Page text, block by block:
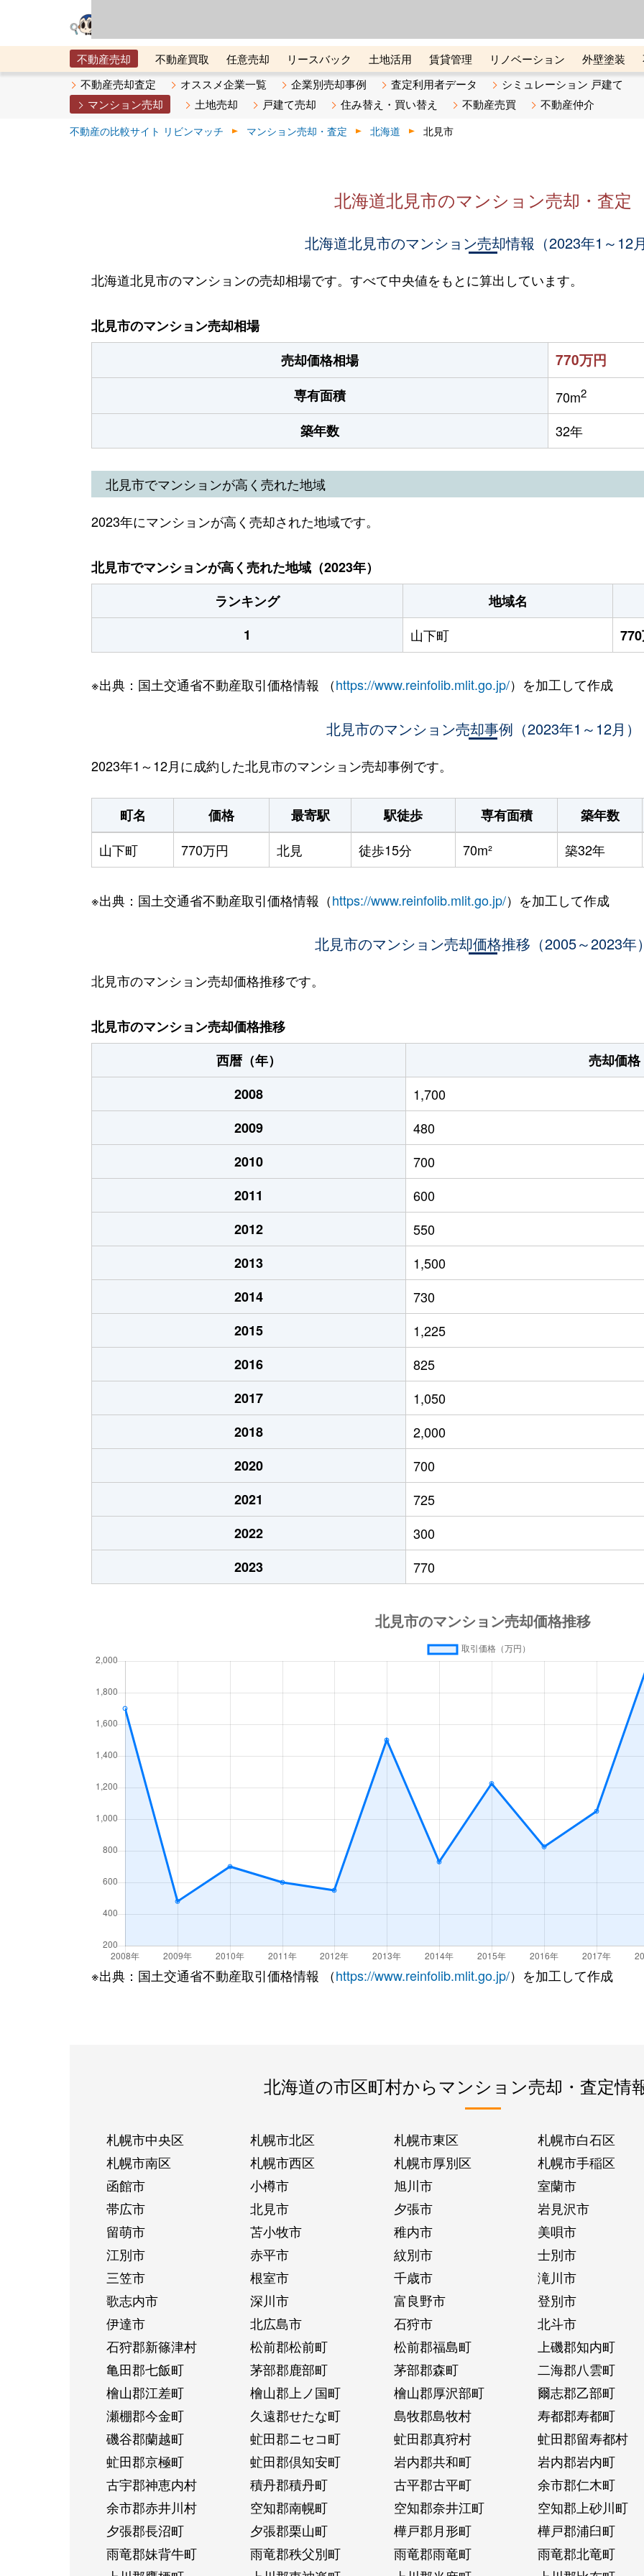
不動産売却 不動産買取 任意売却 リースバック 土地活用 賃貸管理 リノベーション 外壁塗装
メタ住宅展示場
ベスト不動産カンパニー オンライン講座 リビンマガジンBiz 不動産売却ご相談デスク
不動産売却査定 オススメ企業一覧 企業別売却事例 査定利用者データ
シミュレーション 戸建て
マンション売却
土地売却 戸建て売却 住み替え・買い替え 不動産売買 不動産仲介
不動産の比較サイト リビンマッチ マンション売却・査定 北海道 北見市
北海道北見市のマンション売却・査定
北海道北見市のマンション売却情報（2023年1～12
北海道北見市のマンションの売却相場です。すべて中央値をもとに算出しています。
北見市のマンション売却相場
売却価格相場
770万円
専有面積 70m2
築年数 32年
北見市でマンションが高く売れた地域
2023年にマンションが高く売却された地域です。
北見市でマンションが高く売れた地域（2023年）
ランキング
地域名
1
山下町
※出典：国土交通省不動産取引価格情報 （https://www.reinfolib.mlit.go.jp/）を加工して作成
北見市のマンション売却事例（2023年1～12月）
2023年1～12月に成約した北見市のマンション売却事例です。
町名 価格 最寄駅 駅徒歩 専有面積
築年数
山下町
770万円 北見 徒歩15分 70m² 築32年
※出典：国土交通省不動産取引価格情報（https://www.reinfolib.mlit.go.jp/）を加工して作成
北見市のマンション売却価格推移（2005～2023年
北見市のマンション売却価格推移です。
北見市のマンション売却価格推移
西暦（年）
売却価
2008
1,700
2009
480
2010
700
2011
600
2012
550
2013
1,500
2014
730
2015
1,225
2016
825
2017
1,050
2018
2,000
2020
700
2021
725
2022
300
2023
770
※出典：国土交通省不動産取引価格情報 （https://www.reinfolib.mlit.go.jp/）を加工して作成
北海道の市区町村からマンション売却・査定情
札幌市中央区 札幌市北区 札幌市東区
札幌市白石区
札幌市南区
札幌市西区 札幌市厚別区
札幌市手稲区
函館市
小樽市 旭川市
室蘭市
帯広市
北見市 夕張市
岩見沢市
留萌市
苫小牧市 稚内市
美唄市
江別市
赤平市 紋別市
士別市
三笠市
根室市 千歳市
滝川市
歌志内市
深川市 富良野市
登別市
伊達市
北広島市 石狩市
北斗市
石狩郡新篠津村
松前郡松前町 松前郡福島町
上磯郡知内町
亀田郡七飯町
茅部郡鹿部町 茅部郡森町
二海郡八雲町
檜山郡江差町
檜山郡上ノ国町 檜山郡厚沢部町
爾志郡乙部町
瀬棚郡今金町
久遠郡せたな町 島牧郡島牧村
寿都郡寿都町
磯谷郡蘭越町
虻田郡ニセコ町 虻田郡真狩村
虻田郡留寿都村
虻田郡京極町
虻田郡倶知安町 岩内郡共和町
岩内郡岩内町
古宇郡神恵内村
積丹郡積丹町 古平郡古平町
余市郡仁木町
余市郡赤井川村
空知郡南幌町 空知郡奈井江町
空知郡上砂川町
夕張郡長沼町
夕張郡栗山町 樺戸郡月形町
樺戸郡浦臼町
雨竜郡妹背牛町
雨竜郡秩父別町 雨竜郡雨竜町
雨竜郡北竜町